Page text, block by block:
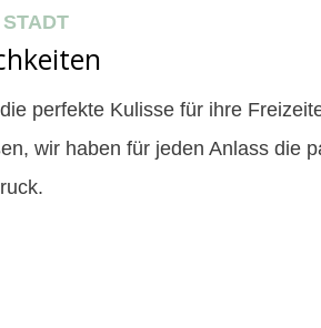
perfekte Kulisse für ihre
wir haben für jeden Anlass die